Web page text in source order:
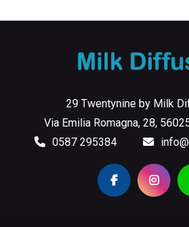
29 Twentynine by Milk
Via Emilia Romagna, 28,
0587 295384